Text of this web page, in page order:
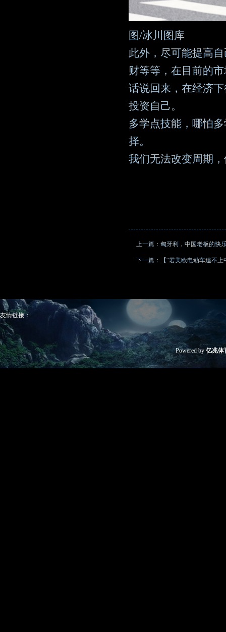
图/冰川图库
此外，尽可能提高
财等等，在目前的
话说回来，在经济
投资自己。
多学点技能，哪怕
择。
我们无法改变周期
上一篇： 匈牙利，中国老板的快
下一篇： 【“若美欧电动车追不
友情链接：
Powered by 亿兆体